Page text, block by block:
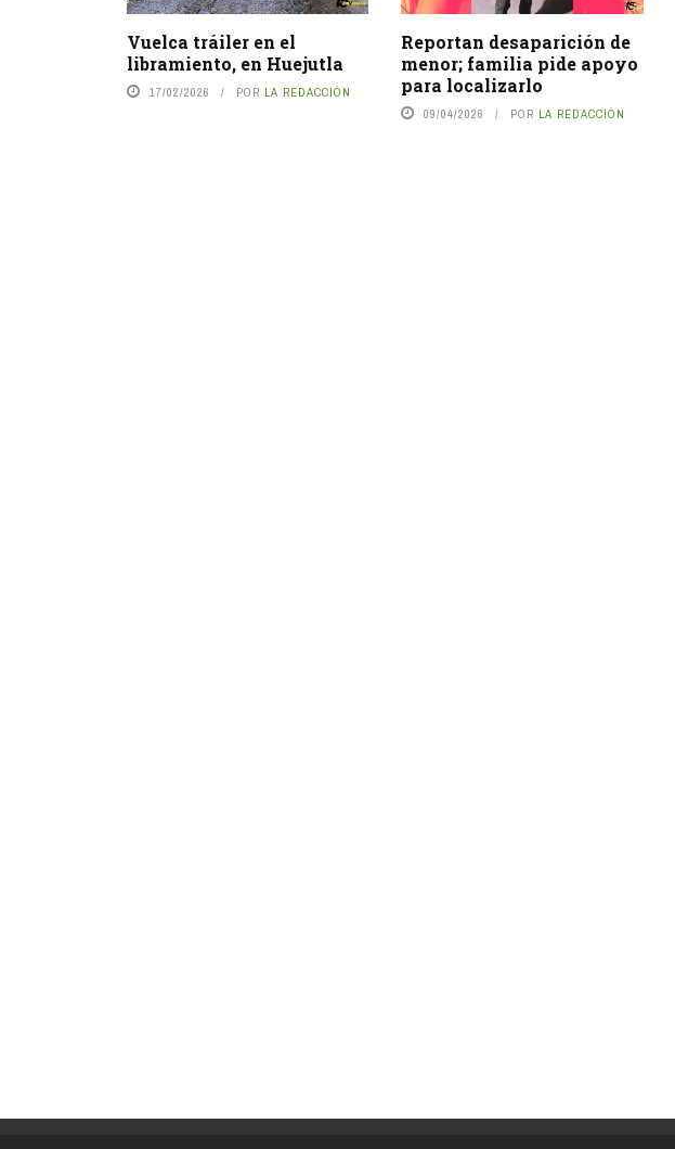
Vuelca tráiler en el
libramiento, en Huejutla
17/02/2026 POR LA REDACCIÓN
Reportan desaparición de
menor; familia pide apoyo
para localizarlo
09/04/2026 POR LA REDACCIÓN